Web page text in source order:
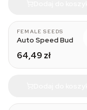
FEMALE SEEDS
Auto Speed Bud
64,49 zł